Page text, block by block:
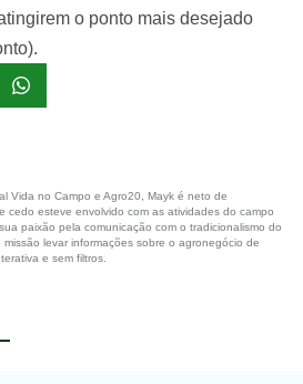
o ponto mais desejado
Vida no Campo e Agro20, Mayk é neto de
cedo esteve envolvido com as atividades do campo
paixão pela comunicação com o tradicionalismo do
missão levar informações sobre o agronegócio de
e sem filtros.